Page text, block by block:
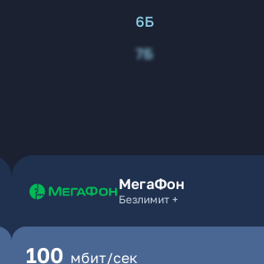
6Б
7Б
МегаФон
Безлимит +
100 мбит/сек